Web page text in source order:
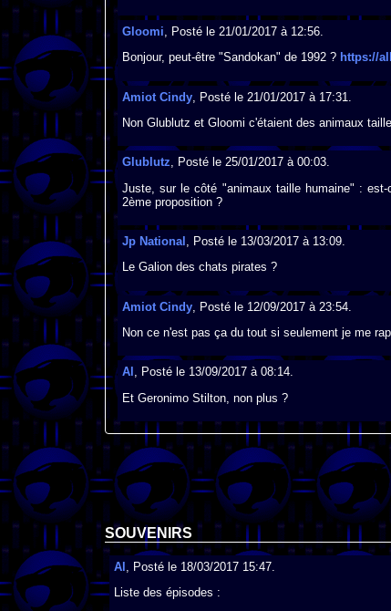
Gloomi, Posté le 21/01/2017 à 12:56.
Bonjour, peut-être "Sandokan" de 1992 ? https://
Amiot Cindy, Posté le 21/01/2017 à 17:31.
Non Glublutz et Gloomi c'étaient des animaux
Glublutz, Posté le 25/01/2017 à 00:03.
Juste, sur le côté "animaux taille humaine" :
2ème proposition ?
Jp National , Posté le 13/03/2017 à 13:09.
Le Galion des chats pirates ?
Amiot Cindy, Posté le 12/09/2017 à 23:54.
Non ce n'est pas ça du tout si seulement je me
Al , Posté le 13/09/2017 à 08:14.
Et Geronimo Stilton, non plus ?
SOUVENIRS
Al , Posté le 18/03/2017 15:47.
Liste des épisodes :